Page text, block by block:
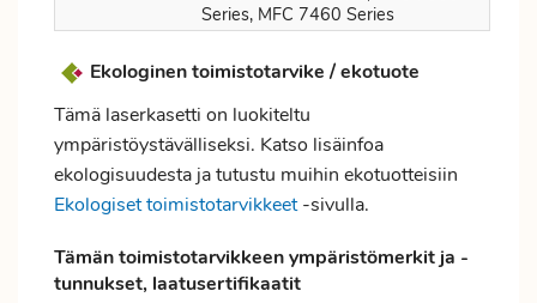
Series, MFC 7460 Series
Ekologinen toimistotarvike / ekotuote
Tämä laserkasetti on luokiteltu
ympäristöystävälliseksi. Katso lisäinfoa
ekologisuudesta ja tutustu muihin ekotuotteisiin
Ekologiset toimistotarvikkeet-sivulla.
Tämän toimistotarvikkeen ympäristömerkit ja -
tunnukset, laatusertifikaatit